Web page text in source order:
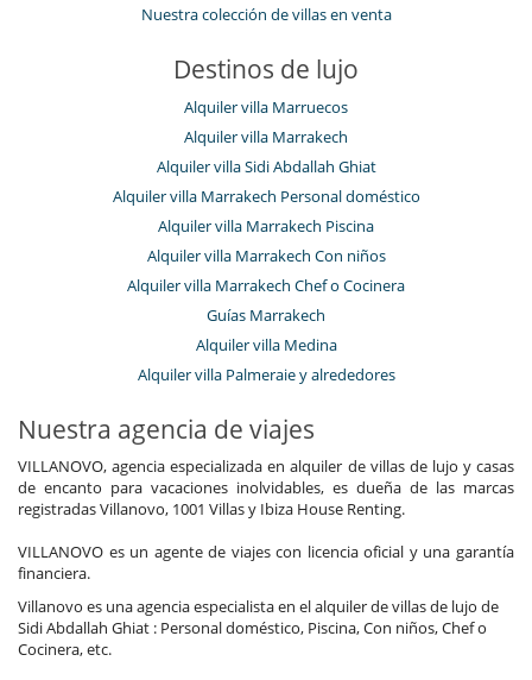
Nuestra colección de villas en venta
Destinos de lujo
Alquiler villa Marruecos
Alquiler villa Marrakech
Alquiler villa Sidi Abdallah Ghiat
Alquiler villa Marrakech Personal doméstico
Alquiler villa Marrakech Piscina
Alquiler villa Marrakech Con niños
Alquiler villa Marrakech Chef o Cocinera
Guías Marrakech
Alquiler villa Medina
Alquiler villa Palmeraie y alrededores
Nuestra agencia de viajes
VILLANOVO, agencia especializada en alquiler de villas de lujo y casas
de encanto para vacaciones inolvidables, es dueña de las marcas
registradas Villanovo, 1001 Villas y Ibiza House Renting.
VILLANOVO es un agente de viajes con licencia oficial y una garantía
financiera.
Villanovo es una agencia especialista en el alquiler de villas de lujo de
Sidi Abdallah Ghiat : Personal doméstico, Piscina, Con niños, Chef o
Cocinera, etc.